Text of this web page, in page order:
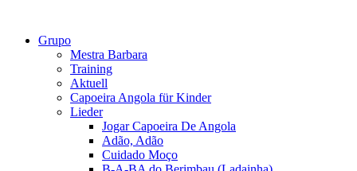
Grupo
Mestra Barbara
Training
Aktuell
Capoeira Angola für Kinder
Lieder
Jogar Capoeira De Angola
Adão, Adão
Cuidado Moço